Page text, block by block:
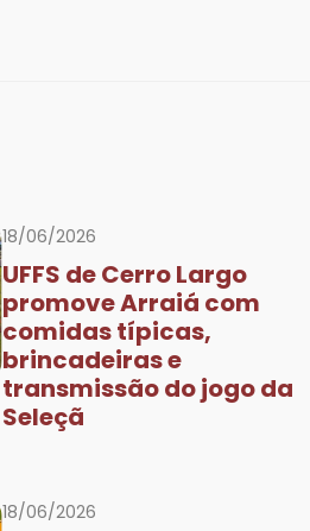
18/06/2026
UFFS de Cerro Largo
promove Arraiá com
comidas típicas,
brincadeiras e
transmissão do jogo da
Seleçã
18/06/2026